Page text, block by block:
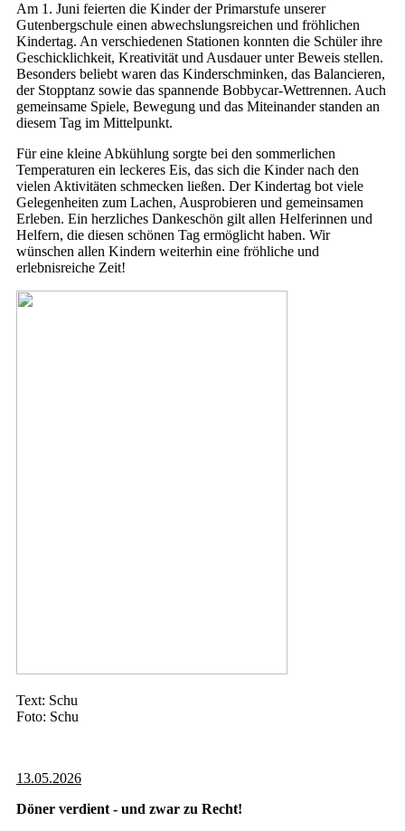
Am 1. Juni feierten die Kinder der Primarstufe unserer
Gutenbergschule einen abwechslungsreichen und fröhlichen
Kindertag. An verschiedenen Stationen konnten die Schüler ihre
Geschicklichkeit, Kreativität und Ausdauer unter Beweis stellen.
Besonders beliebt waren das Kinderschminken, das Balancieren,
der Stopptanz sowie das spannende Bobbycar-Wettrennen. Auch
gemeinsame Spiele, Bewegung und das Miteinander standen an
diesem Tag im Mittelpunkt.
Für eine kleine Abkühlung sorgte bei den sommerlichen
Temperaturen ein leckeres Eis, das sich die Kinder nach den
vielen Aktivitäten schmecken ließen. Der Kindertag bot viele
Gelegenheiten zum Lachen, Ausprobieren und gemeinsamen
Erleben. Ein herzliches Dankeschön gilt allen Helferinnen und
Helfern, die diesen schönen Tag ermöglicht haben. Wir
wünschen allen Kindern weiterhin eine fröhliche und
erlebnisreiche Zeit!
Text: Schu
Foto: Schu
13.05.2026
Döner verdient - und zwar zu Recht!